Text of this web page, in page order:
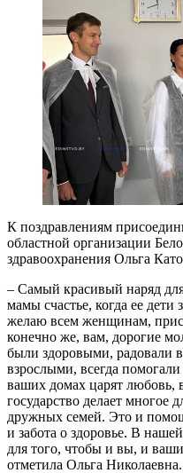
К поздравлениям
областной организации
здравоохранения Ольга
– Самый красивый наряд
мамы счастье, когда ее
желаю всем женщинам,
конечно же, вам, дорогие
были здоровыми, радовали
взрослыми, всегда
ваших домах царят
государство делает многое
дружных семей. Это и
и забота о здоровье. В
для того, чтобы и вы, и
отметила Ольга Николаевна.